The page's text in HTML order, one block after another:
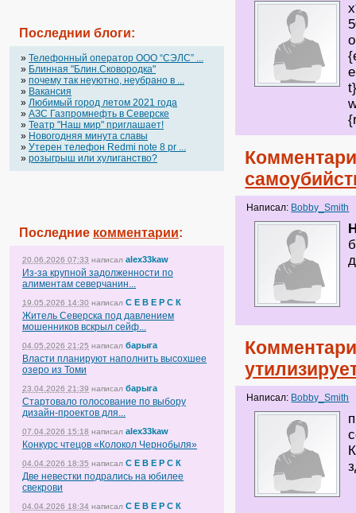
Последнии блоги:
» Телефонный оператор OOO “СЭЛС” ...
» Блинная "Блин.Сковородка"
» почему так неуютно, неубрано в ...
» Вакансия
» Любимый город летом 2021 года
» АЗС Газпромнефть в Северске
» Театр "Наш мир" приглашает!
» Новогодняя минута славы
» Утерен телефон Redmi note 8 pr ...
» розыгрыш или хулиганство?
Последние комментарии:
20.06.2026 07:33 написал alex33kaw
Из-за крупной задолженности по
алиментам северчанин...
19.05.2026 14:30 написал С Е В Е Р С К
Житель Северска под давлением
мошенников вскрыл сейф...
04.05.2026 21:25 написал барыга
Власти планируют наполнить высохшее
озеро из Томи
23.04.2026 21:39 написал барыга
Стартовало голосование по выбору
дизайн-проектов для...
07.04.2026 15:18 написал alex33kaw
Конкурс чтецов «Колокол Чернобыля»
04.04.2026 18:35 написал С Е В Е Р С К
Две невестки подрались на юбилее
свекрови
04.04.2026 18:34 написал С Е В Е Р С К
Написал: Bobby_Smith
Написал: Bobby_Smith